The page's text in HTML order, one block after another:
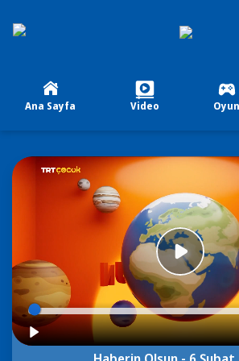
Ana Sayfa Video Oyun